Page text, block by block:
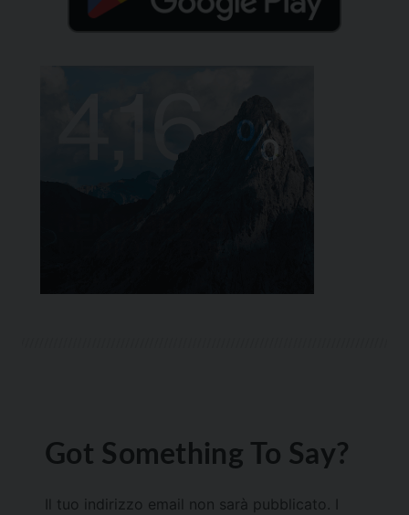
Got Something To Say?
Il tuo indirizzo email non sarà pubblicato.